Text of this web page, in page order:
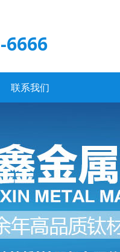
6666
联系我们